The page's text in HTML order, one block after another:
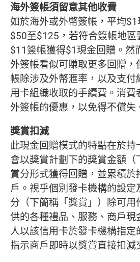
海外簽帳須留意其他收費
如於海外或外幣簽帳，平均
$50至$125，若符合簽帳地區
$11簽帳獲得$1現金回贈。然
外簽帳看似可賺取更多回贈
帳除涉及外幣滙率，以及支付
用卡組織收取的手續費。消費
外簽帳的優惠，以免得不償失
獎賞扣減
此現金回贈模式的特點在於持
會以獎賞計劃下的獎賞金額
賞分形式獲得回贈，並累積於
戶。視乎個別發卡機構的設定
分（下簡稱「獎賞」）除可
供的各種禮品、服務、商戶現
人以該信用卡於發卡機構指定
指示商戶即時以獎賞直接扣減